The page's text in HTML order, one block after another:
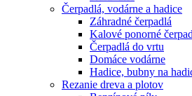
Čerpadlá, vodárne a hadice
Záhradné čerpadlá
Kalové ponorné
Čerpadlá do vrtu
Domáce vodárne
Hadice, bubny na
Rezanie dreva a plotov